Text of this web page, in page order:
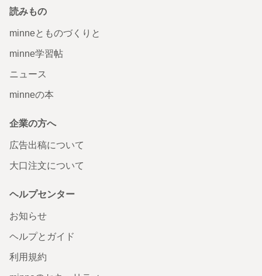
読みもの
minneとものづくりと
minne学習帖
ニュース
minneの本
企業の方へ
広告出稿について
大口注文について
ヘルプセンター
お知らせ
ヘルプとガイド
利用規約